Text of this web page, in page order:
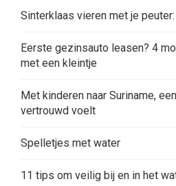
Sinterklaas vieren met je
Eerste gezinsauto leasen? 4
met een kleintje
Met kinderen naar Suriname,
vertrouwd voelt
Spelletjes met water
11 tips om veilig bij en in het